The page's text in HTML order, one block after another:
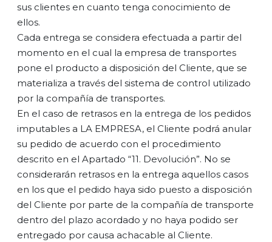
sus clientes en cuanto tenga conocimiento de
ellos.
Cada entrega se considera efectuada a partir del
momento en el cual la empresa de transportes
pone el producto a disposición del Cliente, que se
materializa a través del sistema de control utilizado
por la compañía de transportes.
En el caso de retrasos en la entrega de los pedidos
imputables a LA EMPRESA, el Cliente podrá anular
su pedido de acuerdo con el procedimiento
descrito en el Apartado “11. Devolución”. No se
considerarán retrasos en la entrega aquellos casos
en los que el pedido haya sido puesto a disposición
del Cliente por parte de la compañía de transporte
dentro del plazo acordado y no haya podido ser
entregado por causa achacable al Cliente.